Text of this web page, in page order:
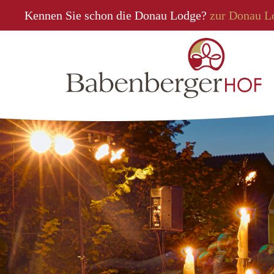
Kennen Sie schon die Donau Lodge? zur Donau